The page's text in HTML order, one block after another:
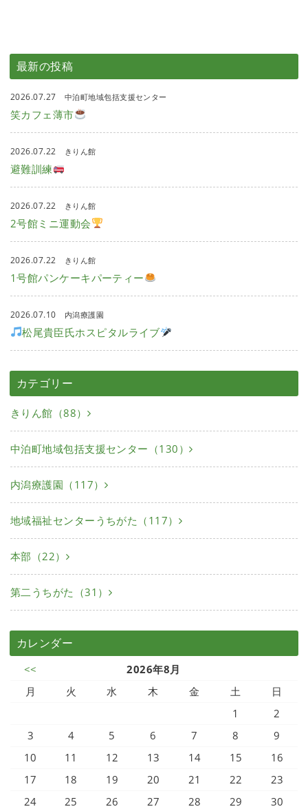
最新の投稿
2026.07.27 中泊町地域包括支援センター
笑カフェ薄市
2026.07.22 きりん館
避難訓練
2026.07.22 きりん館
2号館ミニ運動会
2026.07.22 きりん館
1号館パンケーキパーティー
2026.07.10 内潟療護園
松尾貴臣氏ホスピタルライブ
カテゴリー
きりん館（88）
中泊町地域包括支援センター（130）
内潟療護園（117）
地域福祉センターうちがた（117）
本部（22）
第二うちがた（31）
カレンダー
<<
2026年8月
月
火 水 木 金 土
日
1
2
3
4 5 6 7 8
9
10
11 12 13 14 15
16
17
18 19 20 21 22
23
24
25 26 27 28 29
30